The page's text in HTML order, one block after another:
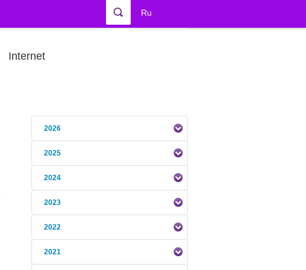
Ru
Internet
2026
2025
2024
2023
2022
2021